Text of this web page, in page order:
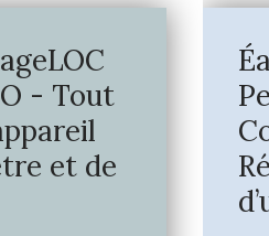
- Tout
et de